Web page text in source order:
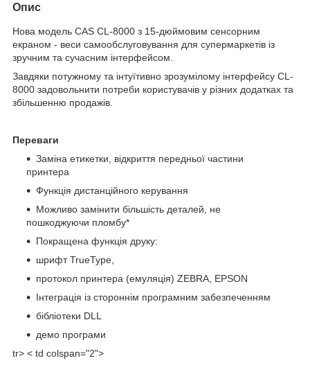
Опис
Нова модель CAS CL-8000 з 15-дюймовим сенсорним
екраном - веси самообслуговування для супермаркетів із
зручним та сучасним інтерфейсом.
Завдяки потужному та інтуїтивно зрозумілому інтерфейсу CL-
8000 задовольнити потреби користувачів у різних додатках та
збільшенню продажів.
Переваги
Заміна етикетки, відкриття передньої частини
принтера
Функція дистанційного керування
Можливо замінити більшість деталей, не
пошкоджуючи пломбу*
Покращена функція друку:
шрифт TrueType,
протокол принтера (емуляція) ZEBRA, EPSON
Інтеграція із стороннім програмним забезпеченням
бібліотеки DLL
демо програми
tr> < td colspan="2">